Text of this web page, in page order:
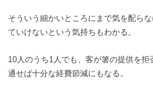
そういう細かいところにまで気を配ら
ていけないという気持ちもわかる。
10人のうち1人でも、客が箸の提供を拒
通せば十分な経費節減にもなる。